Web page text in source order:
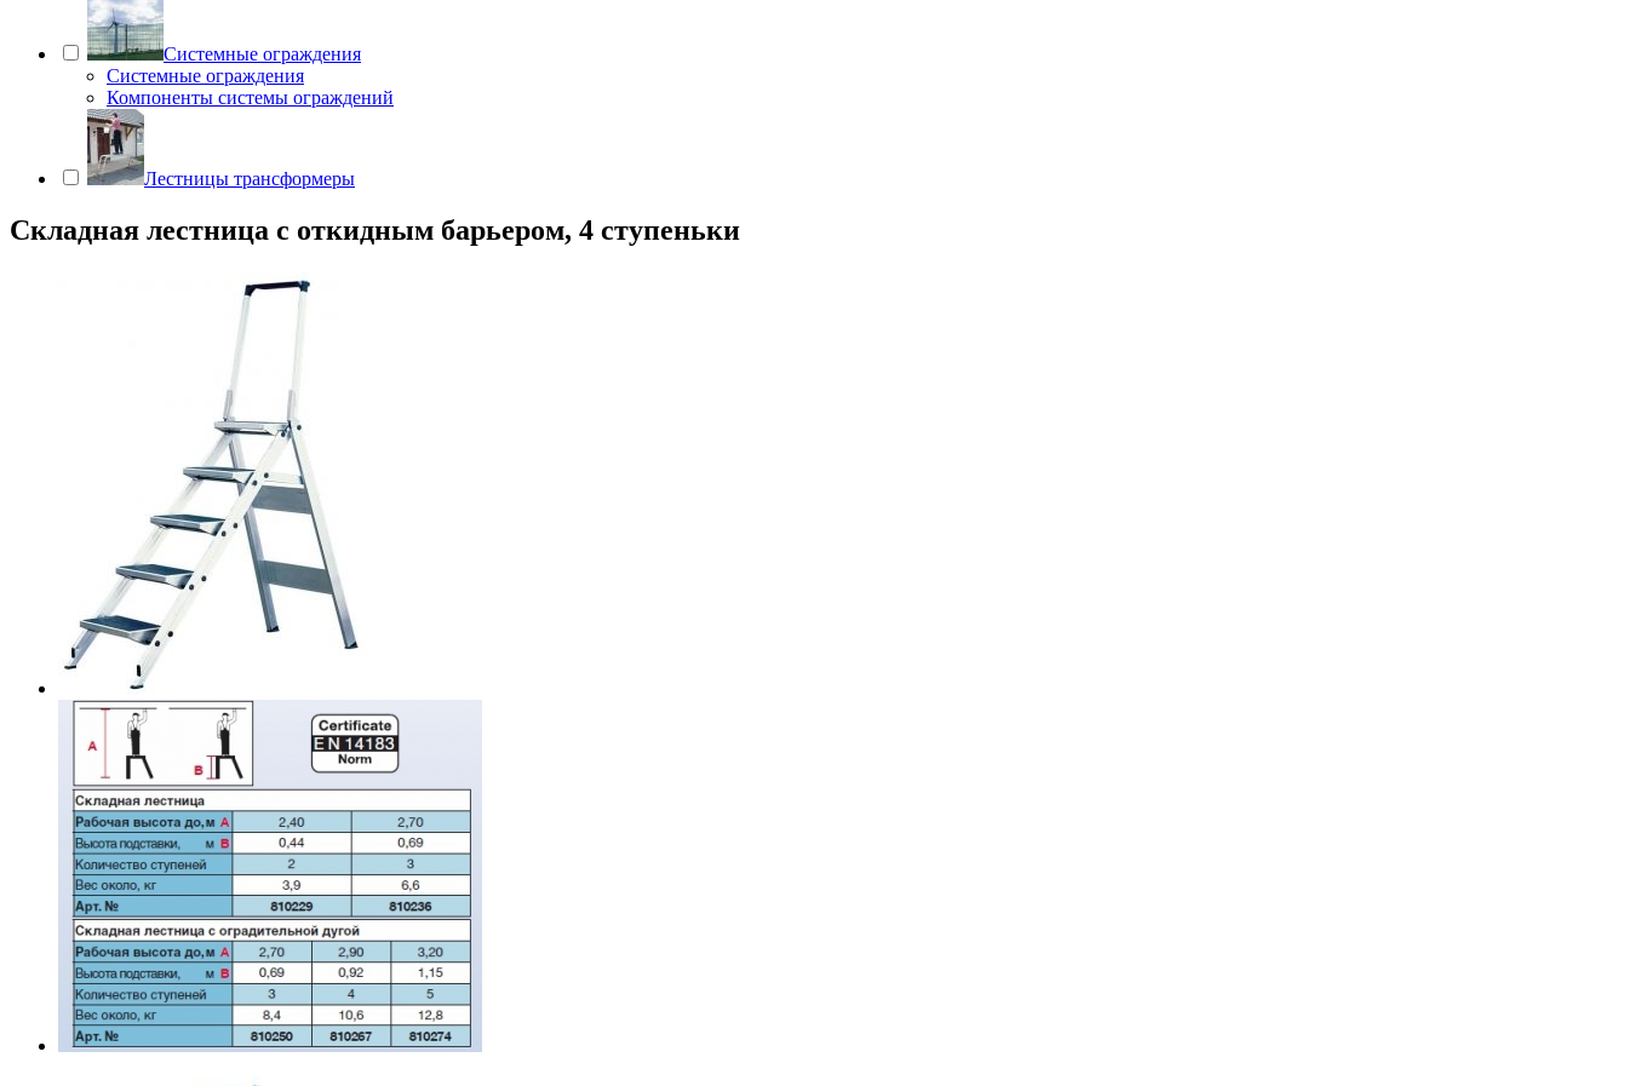
Системные ограждения
Системные ограждения
Компоненты системы ограждений
Лестницы трансформеры
Складная лестница с откидным барьером, 4 ступеньки